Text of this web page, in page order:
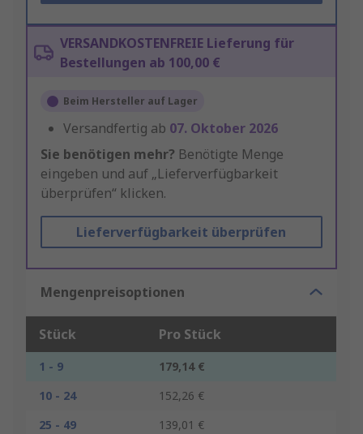
VERSANDKOSTENFREIE Lieferung für
Bestellungen ab 100,00 €
Beim Hersteller auf Lager
Versandfertig ab 07. Oktober 2026
Sie benötigen mehr? Benötigte Menge
eingeben und auf „Lieferverfügbarkeit
überprüfen“ klicken.
Lieferverfügbarkeit überprüfen
Mengenpreisoptionen
Stück Pro Stück
1 - 9
179,14 €
10 - 24
152,26 €
25 - 49
139,01 €